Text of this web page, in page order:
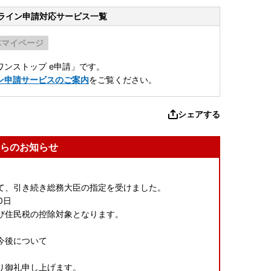
イン申請対応サービス一覧
イページ
ストップ e申請」です。
申請サービスのご案内をご覧ください。
シェアする
のお知らせ
引き続き総務大臣の指定を受けました。
民税の控除対象となります。
後について
礼申し上げます。